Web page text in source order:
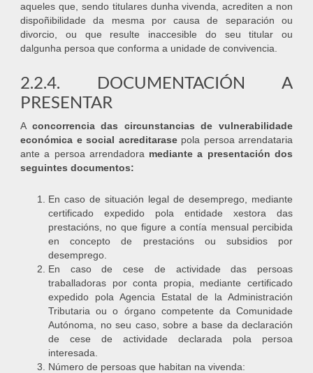
aqueles que, sendo titulares dunha vivenda, acrediten a non
dispoñibilidade da mesma por causa de separación ou
divorcio, ou que resulte inaccesible do seu titular ou
dalgunha persoa que conforma a unidade de convivencia.
2.2.4. DOCUMENTACIÓN A
PRESENTAR
A concorrencia das circunstancias de vulnerabilidade
económica e social acreditarasepola persoa arrendataria
ante a persoa arrendadora mediante a presentación dos
seguintes documentos:
En caso de situación legal de desemprego, mediante
certificado expedido pola entidade xestora das
prestacións, no que figure a contía mensual percibida
en concepto de prestacións ou subsidios por
desemprego.
En caso de cese de actividade das persoas
traballadoras por conta propia, mediante certificado
expedido pola Agencia Estatal de la Administración
Tributaria ou o órgano competente da Comunidade
Autónoma, no seu caso, sobre a base da declaración
de cese de actividade declarada pola persoa
interesada.
Número de persoas que habitan na vivenda: